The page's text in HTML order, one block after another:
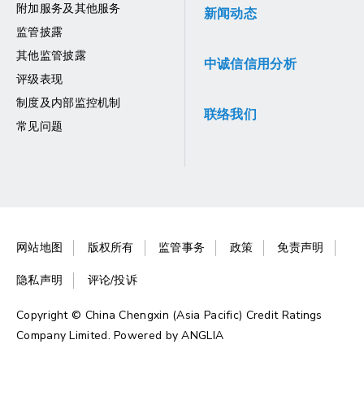
附加服务及其他服务
监管披露
其他监管披露
评级表现
制度及内部监控机制
常见问题
新闻动态
中诚信信用分析
联络我们
网站地图 版权所有 监管事务 政策 免责声明
隐私声明 评论/投诉
Copyright © China Chengxin (Asia Pacific) Credit Ratings
Company Limited. Powered byANGLIA